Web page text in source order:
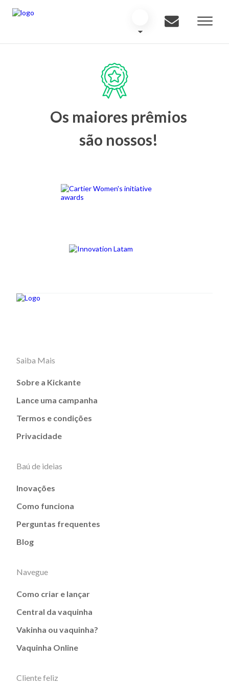
Os maiores prêmios
são nossos!
Saiba Mais
Sobre a Kickante
Lance uma campanha
Termos e condições
Privacidade
Baú de ideias
Inovações
Como funciona
Perguntas frequentes
Blog
Navegue
Como criar e lançar
Central da vaquinha
Vakinha ou vaquinha?
Vaquinha Online
Cliente feliz